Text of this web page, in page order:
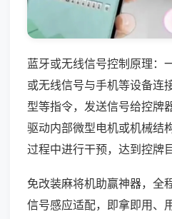
蓝牙或无线信号控制原理：
或无线信号与手机等设备连
型等指令，发送信号给控牌
驱动内部微型电机或机械结
过程中进行干预，达到控牌
免改装麻将机助赢神器，全
信号感应适配，即拿即用、